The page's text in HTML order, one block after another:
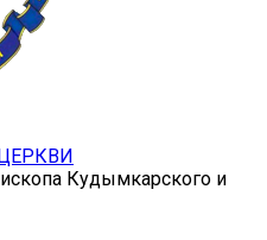
Кудымкарского и